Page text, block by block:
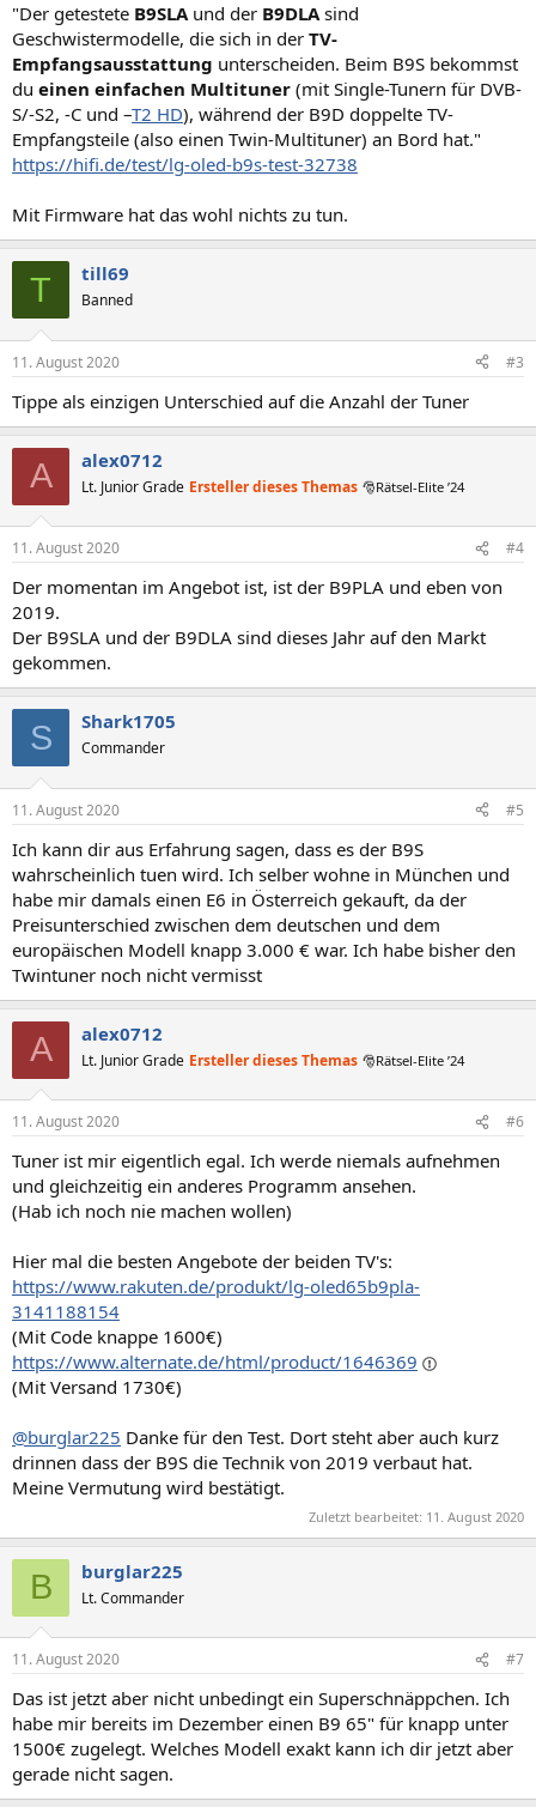
"Der getestete B9SLAund der B9DLAsind
Geschwistermodelle, die sich in der TV-
Empfangsausstattung unterscheiden. Beim B9S bekommst
du einen einfachen Multituner (mit Single-Tunern für DVB-
S/-S2, -C und –T2 HD), während der B9D doppelte TV-
Empfangsteile (also einen Twin-Multituner) an Bord hat."
https://hifi.de/test/lg-oled-b9s-test-32738
Mit Firmware hat das wohl nichts zu tun.
T till69
Banned
11. August 2020 #3
Tippe als einzigen Unterschied auf die Anzahl der Tuner
A alex0712
Lt. Junior Grade Ersteller dieses Themas 🎅Rätsel-Elite ’24
11. August 2020 #4
Der momentan im Angebot ist, ist der B9PLA und eben von
2019.
Der B9SLA und der B9DLA sind dieses Jahr auf den Markt
gekommen.
S Shark1705
Commander
11. August 2020 #5
Ich kann dir aus Erfahrung sagen, dass es der B9S
wahrscheinlich tuen wird. Ich selber wohne in München und
habe mir damals einen E6 in Österreich gekauft, da der
Preisunterschied zwischen dem deutschen und dem
europäischen Modell knapp 3.000 € war. Ich habe bisher den
Twintuner noch nicht vermisst
A alex0712
Lt. Junior Grade Ersteller dieses Themas 🎅Rätsel-Elite ’24
11. August 2020 #6
Tuner ist mir eigentlich egal. Ich werde niemals aufnehmen
und gleichzeitig ein anderes Programm ansehen.
(Hab ich noch nie machen wollen)
Hier mal die besten Angebote der beiden TV's:
https://www.rakuten.de/produkt/lg-oled65b9pla-
3141188154
(Mit Code knappe 1600€)
https://www.alternate.de/html/product/1646369
(Mit Versand 1730€)
@burglar225 Danke für den Test. Dort steht aber auch kurz
drinnen dass der B9S die Technik von 2019 verbaut hat.
Meine Vermutung wird bestätigt.
Zuletzt bearbeitet: 11. August 2020
B burglar225
Lt. Commander
11. August 2020 #7
Das ist jetzt aber nicht unbedingt ein Superschnäppchen. Ich
habe mir bereits im Dezember einen B9 65" für knapp unter
1500€ zugelegt. Welches Modell exakt kann ich dir jetzt aber
gerade nicht sagen.